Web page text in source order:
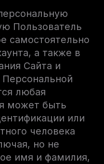
Пользователь
самостоятельно
а также в
Сайта и
любая
может быть
или
человека
но не
имя и фамилия,